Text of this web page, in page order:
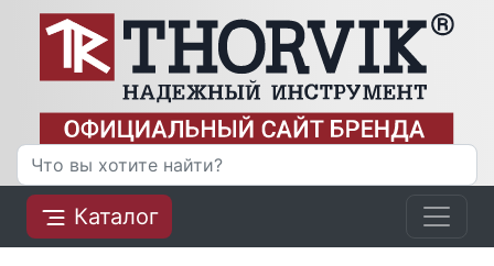
Каталог